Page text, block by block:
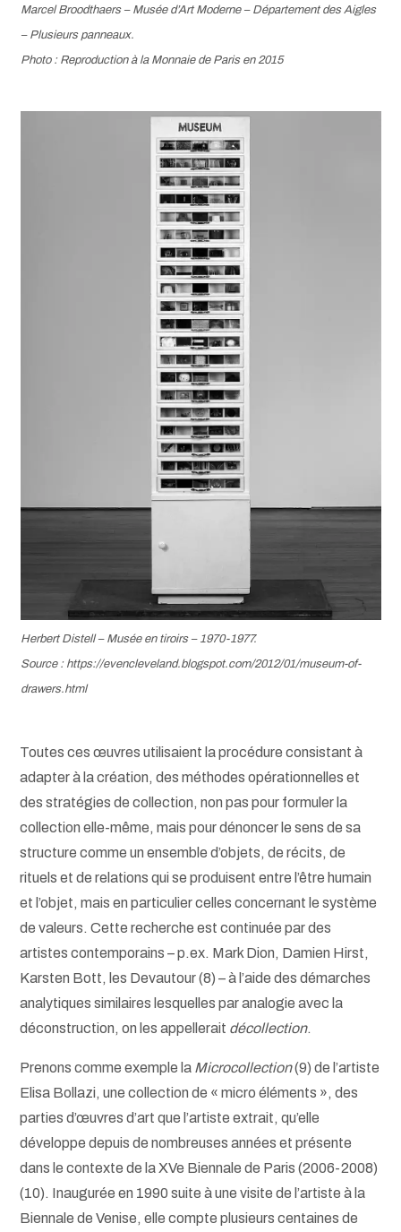
Marcel Broodthaers – Musée d’Art Moderne – Département des Aigles
– Plusieurs panneaux.
Photo : Reproduction à la Monnaie de Paris en 2015
Herbert Distell – Musée en tiroirs– 1970-1977.
Source : https://evencleveland.blogspot.com/2012/01/museum-of-
drawers.html
Toutes ces œuvres utilisaient la procédure consistant à
adapter à la création, des méthodes opérationnelles et
des stratégies de collection, non pas pour formuler la
collection elle-même, mais pour dénoncer le sens de sa
structure comme un ensemble d’objets, de récits, de
rituels et de relations qui se produisent entre l’être humain
et l’objet, mais en particulier celles concernant le système
de valeurs. Cette recherche est continuée par des
artistes contemporains – p.ex. Mark Dion, Damien Hirst,
Karsten Bott, les Devautour (8) – à l’aide des démarches
analytiques similaires lesquelles par analogie avec la
déconstruction, on les appellerait décollection.
Prenons comme exemple la Microcollection(9) de l’artiste
Elisa Bollazi, une collection de « micro éléments », des
parties d’œuvres d’art que l’artiste extrait, qu’elle
développe depuis de nombreuses années et présente
dans le contexte de la XVe Biennale de Paris (2006-2008)
(10). Inaugurée en 1990 suite à une visite de l’artiste à la
Biennale de Venise, elle compte plusieurs centaines de